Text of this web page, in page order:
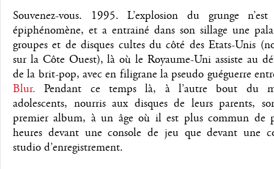
Souvenez-vous. 1995. L’explosion du grunge
épiphénomène, et a entrainé dans son sillage une
groupes et de disques cultes du côté des Etats-Unis
sur la Côte Ouest), là où le Royaume-Uni assiste au
de la brit-pop, avec en filigrane la pseudo guéguerre
Blur. Pendant ce temps là, à l’autre bout du
adolescents, nourris aux disques de leurs parents,
premier album, à un âge où il est plus commun de
heures devant une console de jeu que devant une
studio d’enregistrement.